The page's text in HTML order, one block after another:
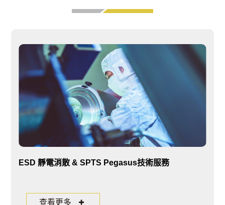
ESD 靜電消散 & SPTS Pegasus技術服務
查看更多